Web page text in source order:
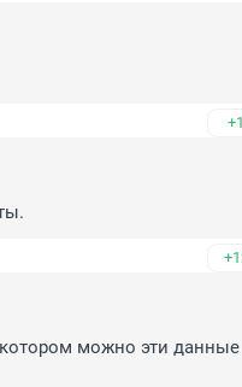
+1
можно эти данные